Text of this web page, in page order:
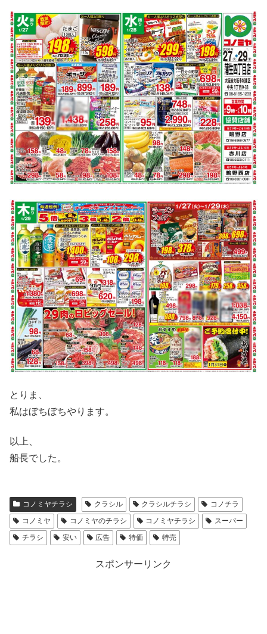
とりま、
私はぼちぼちやります。
以上、
船長でした。
コノミヤチラシ クラシル クラシルチラシ
コノチラ
コノミヤ
コノミヤのチラシ コノミヤチラシ
スーパー
チラシ
安い 広告 特価 特売
スポンサーリンク